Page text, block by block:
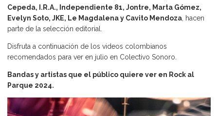
Cepeda, I.R.A., Independiente 81, Jontre, Marta Gómez,
Evelyn Soto, JKE, Le Magdalena y Cavito Mendoza , hacen
parte de la selección editorial.
Disfruta a continuación de los videos colombianos
recomendados para ver en julio en Colectivo Sonoro.
Bandas y artistas que el público quiere ver en Rock al
Parque 2024.